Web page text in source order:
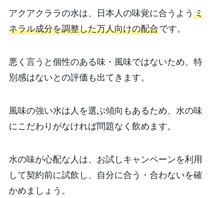
アクアクララの水は、日本人の味覚に合うよう ミ
ネラル成分を調整した万人向けの配合です。
悪く言うと個性のある味・風味ではないため、特
別感はないとの評価も出てきます。
風味の強い水は人を選ぶ傾向もあるため、水の味
にこだわりがなければ問題なく飲めます。
水の味が心配な人は、お試しキャンペーンを利用
して契約前に試飲し、自分に合う・合わないを確
かめましょう。